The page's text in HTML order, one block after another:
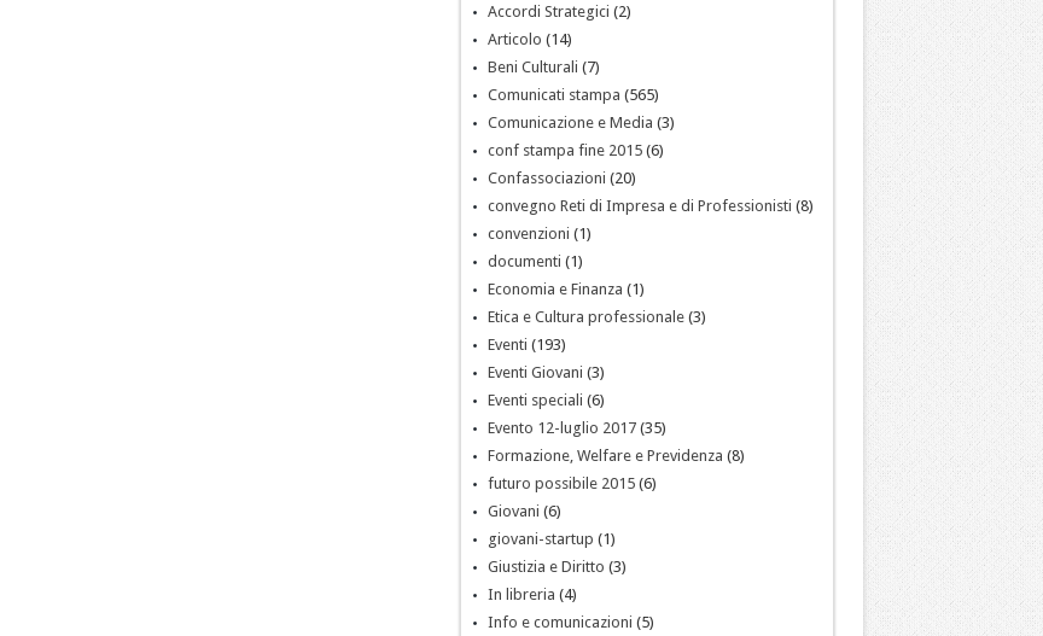
Accordi Strategici (2)
Articolo (14)
Beni Culturali (7)
Comunicati stampa (565)
Comunicazione e Media (3)
conf stampa fine 2015(6)
Confassociazioni (20)
convegno Reti di Impresa e di Professionisti (8)
convenzioni (1)
documenti (1)
Economia e Finanza (1)
Etica e Cultura professionale(3)
Eventi (193)
Eventi Giovani (3)
Eventi speciali (6)
Evento 12-luglio 2017(35)
Formazione, Welfare e Previdenza (8)
futuro possibile 2015(6)
Giovani (6)
giovani-startup (1)
Giustizia e Diritto (3)
In libreria (4)
Info e comunicazioni (5)